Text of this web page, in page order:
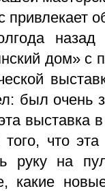
привлекает
назад
дом» с
был очень
выставка
того, что
руку на
какие